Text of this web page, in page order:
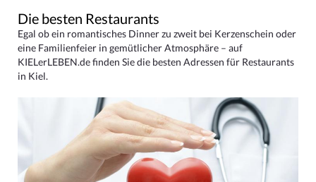
Die besten Restaurants
Egal ob ein romantisches Dinner zu zweit bei Kerzenschein oder
eine Familienfeier in gemütlicher Atmosphäre – auf
KIELerLEBEN.de finden Sie die besten Adressen für Restaurants
in Kiel.